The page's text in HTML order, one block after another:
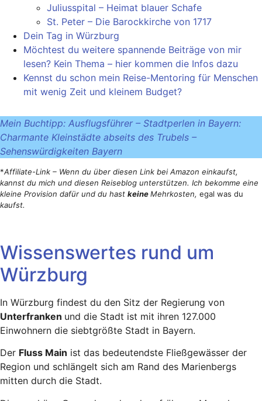
Juliusspital – Heimat blauer Schafe
St. Peter – Die Barockkirche von 1717
Dein Tag in Würzburg
Möchtest du weitere spannende Beiträge von mir
lesen? Kein Thema – hier kommen die Infos dazu
Kennst du schon mein Reise-Mentoring für Menschen
mit wenig Zeit und kleinem Budget?
Mein Buchtipp: Ausflugsführer – Stadtperlen in Bayern:
Charmante Kleinstädte abseits des Trubels –
Sehenswürdigkeiten Bayern
*Affiliate-Link – Wenn du über diesen Link bei Amazon einkaufst,
kannst du mich und diesen Reiseblog unterstützen. Ich bekomme eine
kleine Provision dafür und du hast keineMehrkosten, egal was du
kaufst.
Wissenswertes rund um
Würzburg
In Würzburg findest du den Sitz der Regierung von
Unterfranken und die Stadt ist mit ihren 127.000
Einwohnern die siebtgrößte Stadt in Bayern.
Der Fluss Main ist das bedeutendste Fließgewässer der
Region und schlängelt sich am Rand des Marienbergs
mitten durch die Stadt.